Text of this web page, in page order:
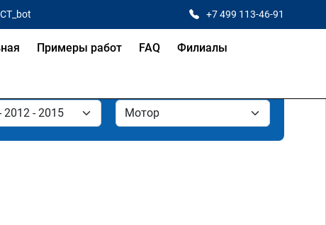
+7 499 113-46-91
Примеры работ FAQ Филиалы